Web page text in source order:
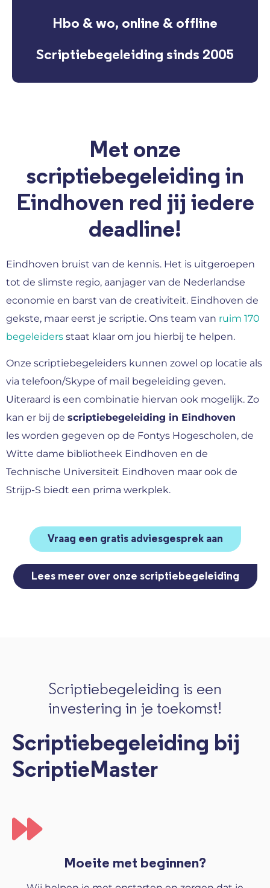
Hbo & wo, online & offline
Scriptiebegeleiding sinds 2005
Met onze
scriptiebegeleiding in
Eindhoven red jij iedere
deadline!
Eindhoven bruist van de kennis. Het is uitgeroepen
tot de slimste regio, aanjager van de Nederlandse
economie en barst van de creativiteit. Eindhoven de
gekste, maar eerst je scriptie. Ons team van ruim 170
begeleiders staat klaar om jou hierbij te helpen.
Onze scriptiebegeleiders kunnen zowel op locatie als
via telefoon/Skype of mail begeleiding geven.
Uiteraard is een combinatie hiervan ook mogelijk. Zo
kan er bij de scriptiebegeleiding in Eindhoven
les worden gegeven op de Fontys Hogescholen, de
Witte dame bibliotheek Eindhoven en de
Technische Universiteit Eindhoven maar ook de
Strijp-S biedt een prima werkplek.
Vraag een gratis adviesgesprek aan
Lees meer over onze scriptiebegeleiding
Scriptiebegeleiding is een
investering in je toekomst!
Scriptiebegeleiding bij
ScriptieMaster
Moeite met beginnen?